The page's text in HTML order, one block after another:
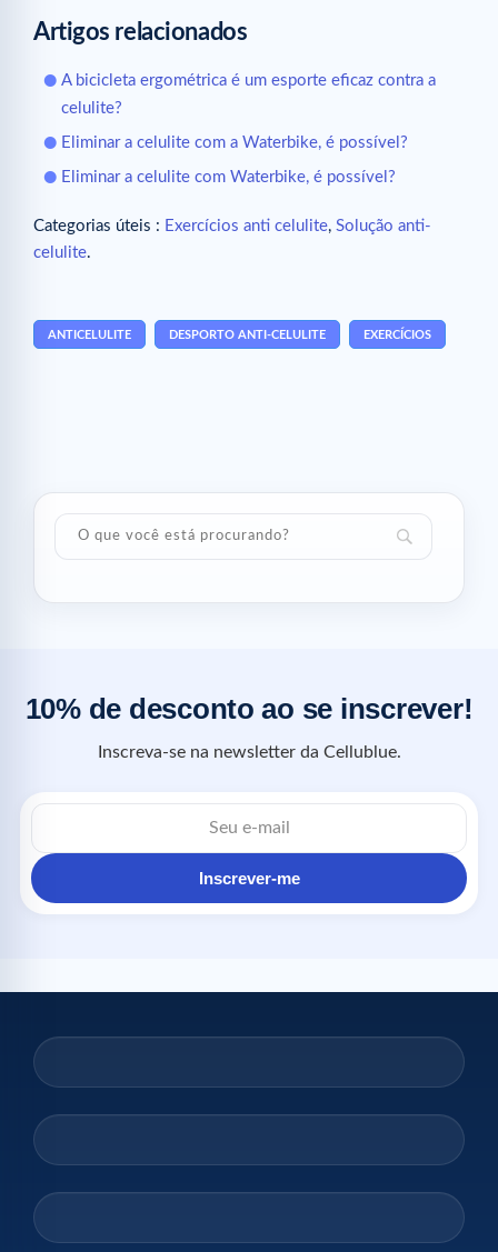
Artigos relacionados
A bicicleta ergométrica é um esporte eficaz contra a
celulite?
Eliminar a celulite com a Waterbike, é possível?
Eliminar a celulite com Waterbike, é possível?
Categorias úteis : Exercícios anti celulite, Solução anti-
celulite.
ANTICELULITE DESPORTO ANTI-CELULITE EXERCÍCIOS
10% de desconto ao se inscrever!
Inscreva-se na newsletter da Cellublue.
Inscrever-me